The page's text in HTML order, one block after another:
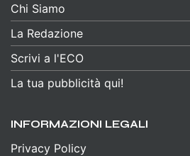
Chi Siamo
La Redazione
Scrivi a l'ECO
La tua pubblicità qui!
INFORMAZIONI LEGALI
Privacy Policy